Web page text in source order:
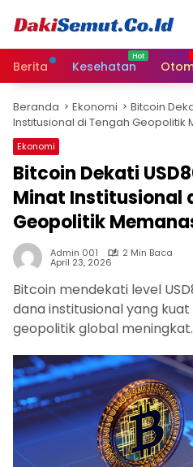
Berita Kesehatan
Beranda Ekonomi
Bitcoin
Institusional di Tengah Geopolitik
Ekonomi
Bitcoin Dekati
Minat Institusional
Geopolitik
Admin 001 2 Min Baca
April 23, 2026
Bitcoin mendekati level
dana institusional yang
geopolitik global meningkat.